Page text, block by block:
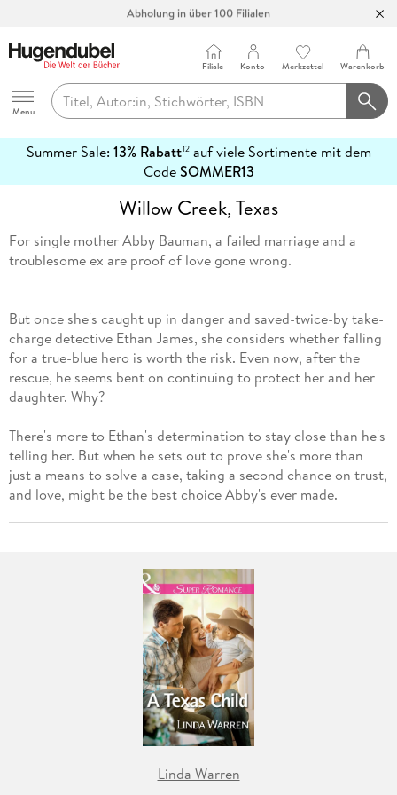
Abholung in über 100 Filialen
Hugendubel
Menu
Filiale Konto Merkzettel Warenkorb
Summer Sale: 13% Rabatt12auf viele Sortimente mit dem
CodeSOMMER13
erfahren
Willow Creek, Texas
For single mother Abby Bauman, a failed marriage and a
troublesome ex are proof of love gone wrong.
But once she's caught up in danger and saved-twice-by take-
charge detective Ethan James, she considers whether falling
for a true-blue hero is worth the risk. Even now, after the
rescue, he seems bent on continuing to protect her and her
daughter. Why?
There's more to Ethan's determination to stay close than he's
telling her. But when he sets out to prove she's more than
just a means to solve a case, taking a second chance on trust,
and love, might be the best choice Abby's ever made.
Linda Warren